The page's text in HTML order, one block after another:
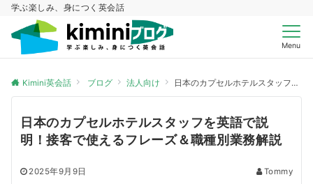
学ぶ楽しみ、身につく英会話
Menu
Kimini英会話 ブログ 法人向け 日本のカプセルホテルスタッフを英語で説明！接客で使えるフレーズ＆職種別業務解説
日本のカプセルホテルスタッフを英語で説
明！接客で使えるフレーズ＆職種別業務解説
2025年9月9日 Tommy